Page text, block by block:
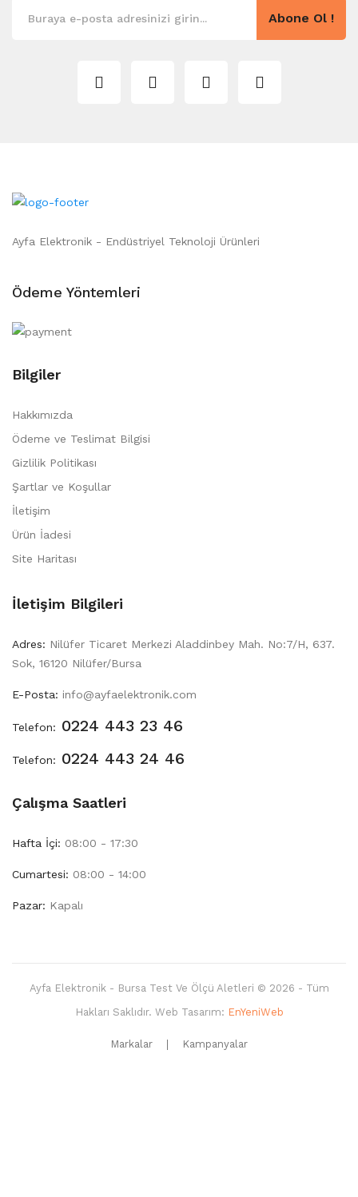
Abone Ol !
Ayfa Elektronik - Endüstriyel Teknoloji Ürünleri
Ödeme Yöntemleri
Bilgiler
Hakkımızda
Ödeme ve Teslimat Bilgisi
Gizlilik Politikası
Şartlar ve Koşullar
İletişim
Ürün İadesi
Site Haritası
İletişim Bilgileri
Adres: Nilüfer Ticaret Merkezi Aladdinbey Mah. No:7/H, 637.
Sok, 16120 Nilüfer/Bursa
E-Posta: info@ayfaelektronik.com
Telefon: 0224 443 23 46
Telefon: 0224 443 24 46
Çalışma Saatleri
Hafta İçi: 08:00 - 17:30
Cumartesi: 08:00 - 14:00
Pazar: Kapalı
Ayfa Elektronik - Bursa Test Ve Ölçü Aletleri © 2026 - Tüm
Hakları Saklıdır. Web Tasarım: EnYeniWeb
Markalar Kampanyalar